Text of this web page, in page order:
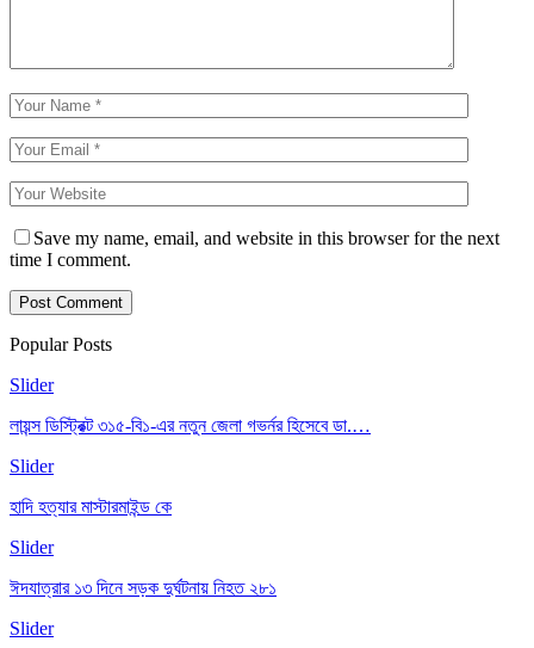
Save my name, email, and website in this browser for the next
time I comment.
Popular Posts
Slider
লায়ন্স ডিস্ট্রিক্ট ৩১৫-বি১-এর নতুন জেলা গভর্নর হিসেবে ডা.…
Slider
হাদি হত্যার মাস্টারমাইন্ড কে
Slider
ঈদযাত্রার ১৩ দিনে সড়ক দুর্ঘটনায় নিহত ২৮১
Slider